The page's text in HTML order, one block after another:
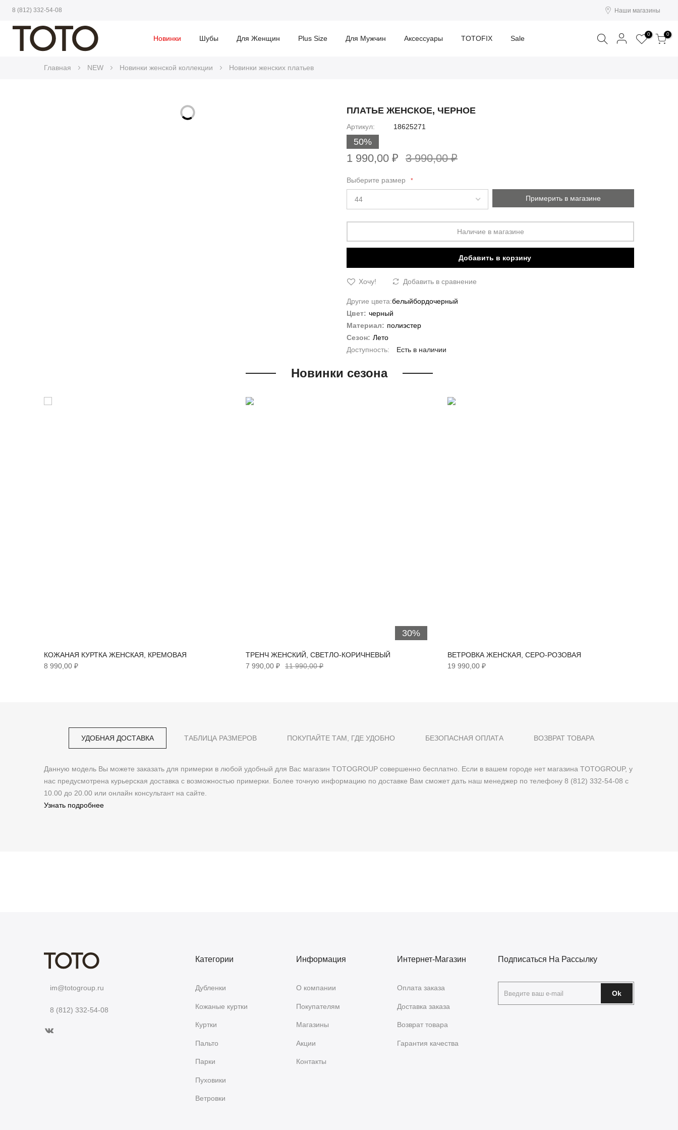
8 (812) 332-54-08 Наши магазины
Новинки Шубы Для Женщин Plus Size Для Мужчин Аксессуары TOTOFIX Sale Поиск 0 0
Главная NEW Новинки женской коллекции Новинки женских платьев
ПЛАТЬЕ ЖЕНСКОЕ, ЧЕРНОЕ
Артикул 18625271
50%
1 990,00 ₽ 3 990,00 ₽
Выберите размер
Примерить в магазине
Наличие в магазине
Добавить в корзину
Хочу! Добавить в сравнение
Другие цвета:белыйбордочерный
Цвет: черный
Материал: полиэстер
Сезон: Лето
Есть в наличии
Новинки сезона
КОЖАНАЯ КУРТКА ЖЕНСКАЯ, КРЕМОВАЯ
8 990,00 ₽
30%
ТРЕНЧ ЖЕНСКИЙ, СВЕТЛО-КОРИЧНЕВЫЙ
7 990,00 ₽
11 990,00 ₽
ВЕТРОВКА ЖЕНСКАЯ, СЕРО-РОЗОВАЯ
19 990,00 ₽
УДОБНАЯ ДОСТАВКА
Данную модель Вы можете заказать для примерки в любой удобный для Вас магазин TOTOGROUP совершенно бесплатно. Если в вашем городе нет магазина TOTOGROUP, у
нас предусмотрена курьерская доставка с возможностью примерки. Более точную информацию по доставке Вам сможет дать наш менеджер по телефону 8 (812) 332-54-08 с
10.00 до 20.00 или онлайн консультант на сайте.
Узнать подробнее
ТАБЛИЦА РАЗМЕРОВ ПОКУПАЙТЕ ТАМ, ГДЕ УДОБНО БЕЗОПАСНАЯ ОПЛАТА ВОЗВРАТ ТОВАРА
im@totogroup.ru
8 (812) 332-54-08
Категории
Дубленки
Кожаные куртки
Куртки
Пальто
Парки
Пуховики
Ветровки
Информация
О компании
Покупателям
Магазины
Акции
Контакты
Интернет-Магазин
Оплата заказа
Доставка заказа
Возврат товара
Гарантия качества
Подписаться На Рассылку
Ok